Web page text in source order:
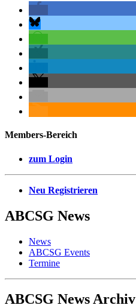
Members-Bereich
zum Login
Neu Registrieren
ABCSG News
News
ABCSG Events
Termine
ABCSG News Archiv